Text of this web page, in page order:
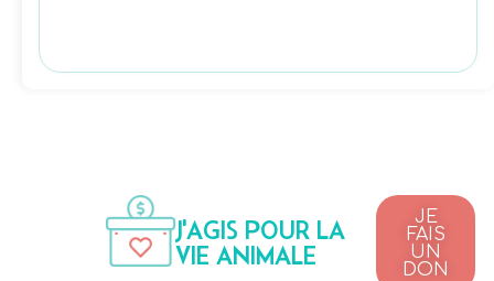
J'AGIS POUR LA
VIE ANIMALE
JE
FAIS
UN
DON